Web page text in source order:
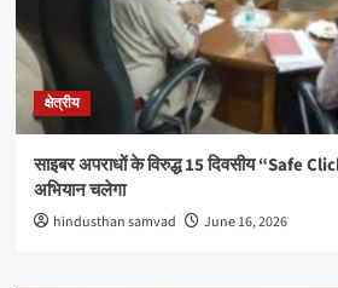
क्षेत्रीय
साइबर अपराधों के विरुद्ध 15 दिवसीय “Safe
अभियान चलेगा
hindusthan samvad June 16, 2026